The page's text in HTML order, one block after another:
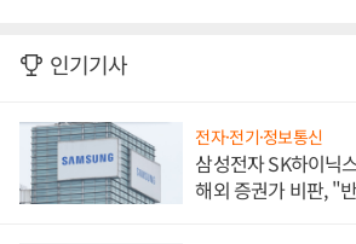
인기기사
전자·전기·정보통신
삼성전자 SK하이닉
해외 증권가 비판, "